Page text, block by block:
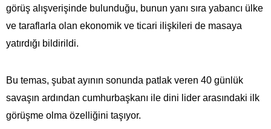
görüş alışverişinde bulunduğu, bunun yanı sıra yabancı ülke
ve taraflarla olan ekonomik ve ticari ilişkileri de masaya
yatırdığı bildirildi.
Bu temas, şubat ayının sonunda patlak veren 40 günlük
savaşın ardından cumhurbaşkanı ile dini lider arasındaki ilk
görüşme olma özelliğini taşıyor.